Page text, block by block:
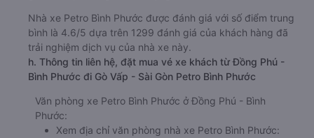
Nhà xe Petro Bình Phước được đánh giá với số điểm trung
bình là 4.6/5 dựa trên 1299 đánh giá của khách hàng đã
trải nghiệm dịch vụ của nhà xe này.
h. Thông tin liên hệ, đặt mua vé xe khách từ Đồng Phú -
Bình Phước đi Gò Vấp - Sài Gòn Petro Bình Phước
Văn phòng xe Petro Bình Phước ở Đồng Phú - Bình
Phước:
Xem địa chỉ văn phòng nhà xe Petro Bình Phước: